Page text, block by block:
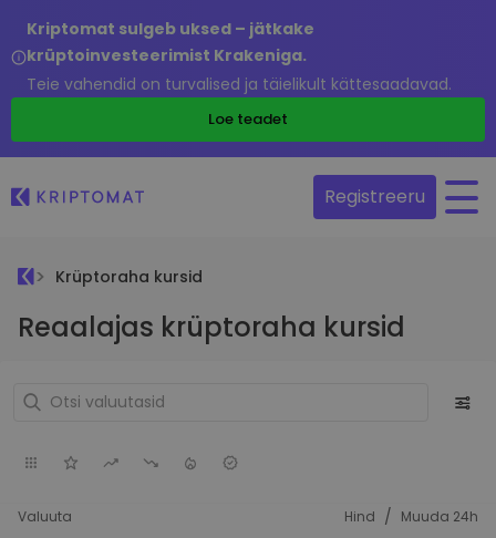
Kriptomat sulgeb uksed – jätkake
krüptoinvesteerimist Krakeniga.
Teie vahendid on turvalised ja täielikult kättesaadavad.
Loe teadet
Registreeru
Krüptoraha kursid
Reaalajas krüptoraha kursid
Valuuta Hind / Muuda 24h